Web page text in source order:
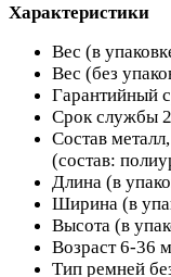
Характеристики
Вес (в
Вес (без
Гарантийный
Срок службы 2
Состав
(состав:
Длина (в
Ширина (в
Высота (в
Возраст 6-36
Тип ремней